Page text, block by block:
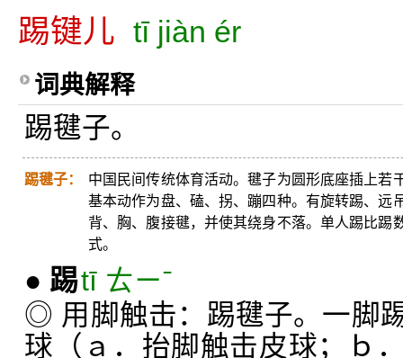
踢键儿 tī jiàn ér
词典解释
踢毽子。
踢毽子：
中国民间传统体育活动。毽子为圆形底座插上若
基本动作为盘、磕、拐、蹦四种。有旋转踢、远
背、胸、腹接毽，并使其绕身不落。单人踢比踢
式。
● 踢tī ㄊㄧˉ
◎ 用脚触击：踢毽子。一脚
球（ａ．抬脚触击皮球；ｂ